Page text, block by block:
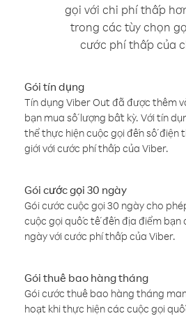
gọi với chi phí thấp
trong các tùy chọn
cước phí thấp của
Gói tín dụng
Tín dụng Viber Out đã được thêm
bạn mua số lượng bất kỳ. Với tín
thể thực hiện cuộc gọi đến số điện
giới với cước phí thấp của Viber.
Gói cước gọi 30 ngày
Gói cước cuộc gọi 30 ngày cho
cuộc gọi quốc tế đến địa điểm bạn
ngày với cước phí thấp của Viber.
Gói thuê bao hàng tháng
Gói cước thuê bao hàng tháng
hoạt khi thực hiện các cuộc gọi